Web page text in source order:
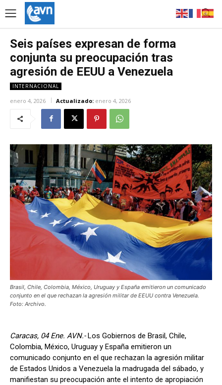
Seis países expresan de forma
conjunta su preocupación tras
agresión de EEUU a Venezuela
INTERNACIONAL
enero 4, 2026 Actualizado: enero 4, 2026
Brasil, Chile, Colombia, México, Uruguay y España emitieron un comunicado
conjunto en el que rechazan la agresión militar de EEUU contra Venezuela.
Foto: Archivo.
Caracas, 04 Ene. AVN.-Los Gobiernos de Brasil, Chile,
Colombia, México, Uruguay y España emitieron un
comunicado conjunto en el que rechazan la agresión militar
de Estados Unidos a Venezuela la madrugada del sábado, y
manifiestan su preocupación ante el intento de apropiación